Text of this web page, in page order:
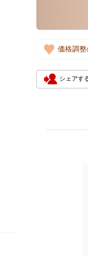
価格調
シェアす